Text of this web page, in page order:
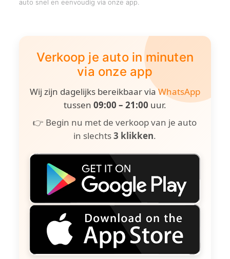
auto snel en eenvoudig via onze app.
Verkoop je auto in minuten
via onze app
Wij zijn dagelijks bereikbaar viaWhatsApp
tussen 09:00 – 21:00 uur.
👉 Begin nu met de verkoop van je auto
in slechts3 klikken.